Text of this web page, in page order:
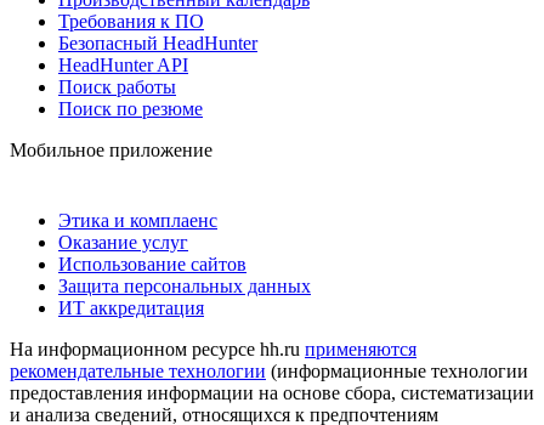
Требования к ПО
Безопасный HeadHunter
HeadHunter API
Поиск работы
Поиск по резюме
Мобильное приложение
Этика и комплаенс
Оказание услуг
Использование сайтов
Защита персональных данных
ИТ аккредитация
На информационном ресурсе hh.ru применяются
рекомендательные технологии (информационные технологии
предоставления информации на основе сбора, систематизации
и анализа сведений, относящихся к предпочтениям